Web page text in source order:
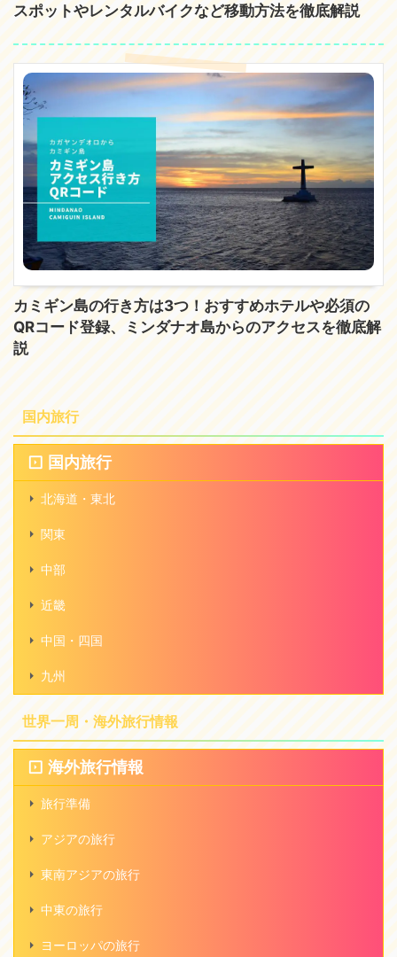
スポットやレンタルバイクなど移動方法を徹底解説
カミギン島の行き方は3つ！おすすめホテルや必須の
QRコード登録、ミンダナオ島からのアクセスを徹底解
説
国内旅行
国内旅行
北海道・東北
関東
中部
近畿
中国・四国
九州
世界一周・海外旅行情報
海外旅行情報
旅行準備
アジアの旅行
東南アジアの旅行
中東の旅行
ヨーロッパの旅行